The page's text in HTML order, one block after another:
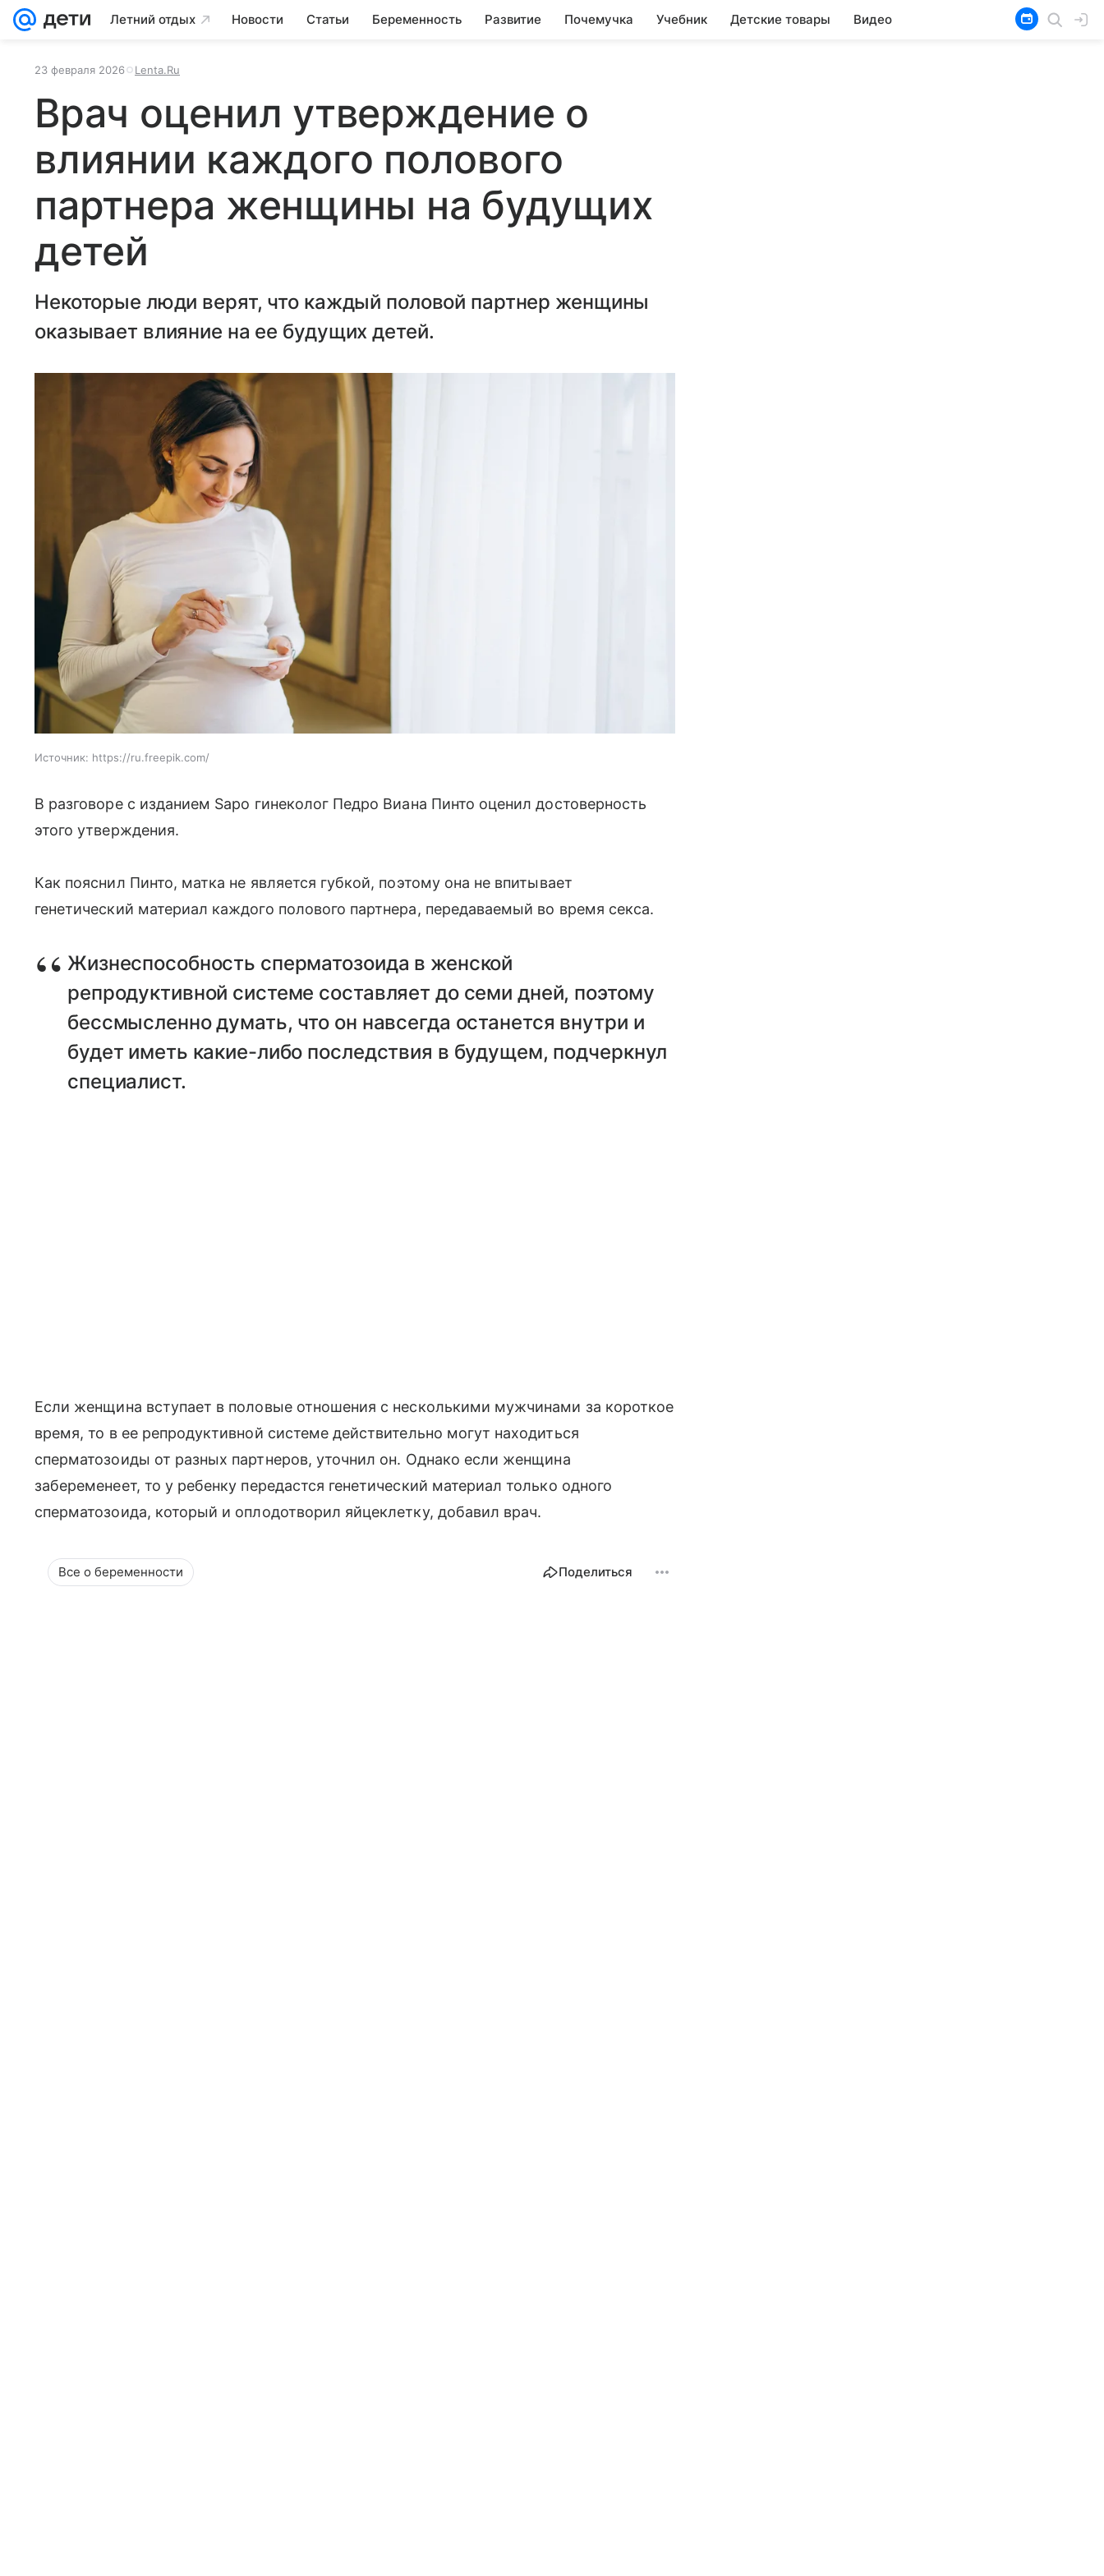
Летний отдых Новости Статьи Беременность Развитие Почемучка Учебник Детские товары Видео
23 февраля 2026 Lenta.Ru
Врач оценил утверждение о
влиянии каждого полового
партнера женщины на будущих
детей
Некоторые люди верят, что каждый половой партнер женщины
оказывает влияние на ее будущих детей.
Источник: https://ru.freepik.com/
В разговоре с изданием Sapo гинеколог Педро Виана Пинто оценил достоверность
этого утверждения.
Как пояснил Пинто, матка не является губкой, поэтому она не впитывает
генетический материал каждого полового партнера, передаваемый во время секса.
Жизнеспособность сперматозоида в женской
репродуктивной системе составляет до семи дней, поэтому
бессмысленно думать, что он навсегда останется внутри и
будет иметь какие-либо последствия в будущем, подчеркнул
специалист.
Если женщина вступает в половые отношения с несколькими мужчинами за короткое
время, то в ее репродуктивной системе действительно могут находиться
сперматозоиды от разных партнеров, уточнил он. Однако если женщина
забеременеет, то у ребенку передастся генетический материал только одного
сперматозоида, который и оплодотворил яйцеклетку, добавил врач.
Все о беременности Поделиться